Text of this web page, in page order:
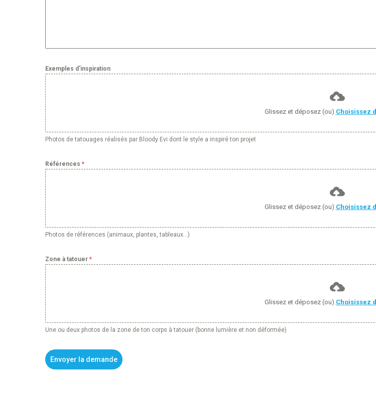
Exemples d'inspiration
Glissez et déposez (ou) Choisissez
Photos de tatouages réalisés par Bloody Evi dont le style a inspiré ton projet
Références *
Glissez et déposez (ou) Choisissez
Photos de références (animaux, plantes, tableaux...)
Zone à tatouer *
Glissez et déposez (ou) Choisissez
Une ou deux photos de la zone de ton corps à tatouer (bonne lumière et non déformée)
Envoyer la demande